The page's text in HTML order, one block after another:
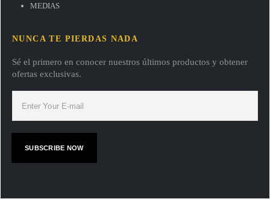
MEDIAS
NUNCA TE PIERDAS NADA
Sé el primero en conocer nuestros últimos productos y obtener
ofertas exclusivas.